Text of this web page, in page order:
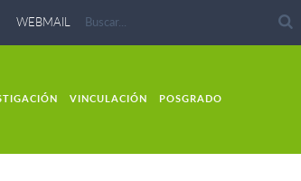
WEBMAIL
VINCULACIÓN POSGRADO